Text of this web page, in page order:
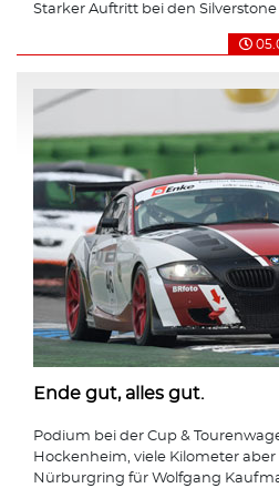
Starker Auftritt bei den Silverstone
Ende gut, alles gut.
Podium bei der Cup &
Hockenheim, viele Kilometer
Nürburgring für Wolfgang